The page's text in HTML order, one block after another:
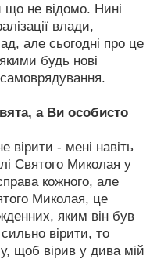
що не відомо. Нині
влади,
але сьогодні про це
будь нові
а Ви особисто
вірити - мені навіть
Святого Миколая у
кожного, але
Миколая, це
яким він був
вірити, то
щоб вірив у дива мій